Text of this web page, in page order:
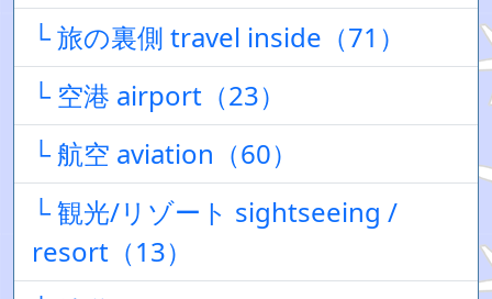
└ 旅の裏側 travel inside（71）
└ 空港 airport（23）
└ 航空 aviation（60）
└ 観光/リゾート sightseeing /
resort（13）